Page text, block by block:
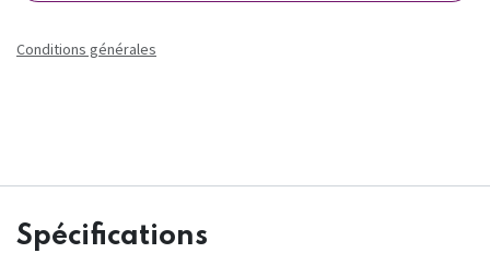
Conditions générales
Spécifications